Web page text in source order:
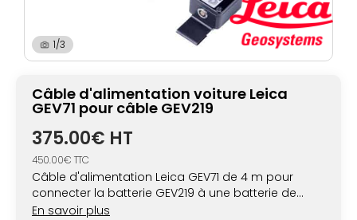
1/3
Câble d'alimentation voiture Leica
GEV71 pour câble GEV219
375.00€ HT
450.00€ TTC
Câble d'alimentation Leica GEV71 de 4 m pour
connecter la batterie GEV219 à une batterie de
voiture de 12V
En savoir plus